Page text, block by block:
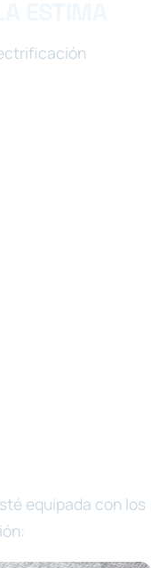
equipada con los